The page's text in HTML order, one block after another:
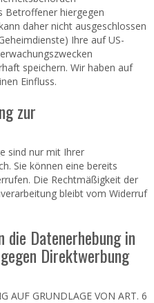
Betroffener hiergegen
daher nicht ausgeschlossen
Ihre auf US-
speichern. Wir haben auf
Einfluss.
zur
sind nur mit Ihrer
Sie können eine bereits
Die Rechtmäßigkeit der
bleibt vom Widerruf
die Datenerhebung in
Direktwerbung
AUF GRUNDLAGE VON ART. 6